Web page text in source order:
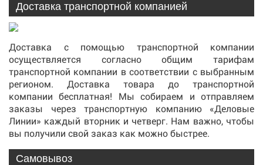
Доставка транспортной компанией
Доставка с помощью транспортной компании
осуществляется согласно общим тарифам
транспортной компании в соответствии с выбранным
регионом. Доставка товара до транспортной
компании бесплатная! Мы собираем и отправляем
заказы через транспортную компанию «Деловые
Линии» каждый вторник и четверг. Нам важно, чтобы
вы получили свой заказ как можно быстрее.
Самовывоз